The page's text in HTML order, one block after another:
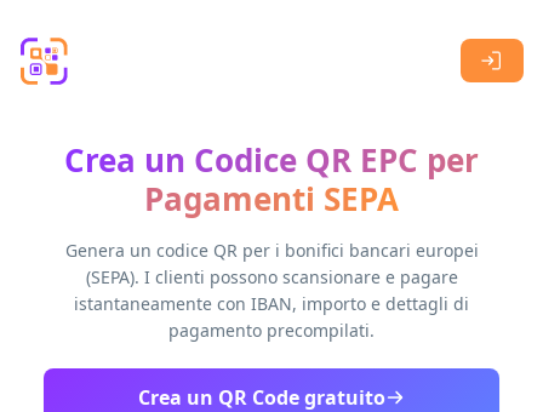
Crea un Codice QR EPC per
Pagamenti SEPA
Genera un codice QR per i bonifici bancari europei
(SEPA). I clienti possono scansionare e pagare
istantaneamente con IBAN, importo e dettagli di
pagamento precompilati.
Crea un QR Code gratuito